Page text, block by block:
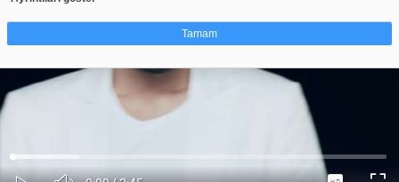
Tamam
Çerez nedir?
Çerezler, web-sitelerinin, kullanıcıların deneyimlerini daha verimli hale getirmek
amacıyla kullandığı küçük metin dosyalarıdır. Yasalara göre, bu sitenin
işletilmesi için kesinlikle gerekli olan çerezleri cihazınıza yerleştirebiliyoruz.
Diğer çerez türleri için sizden izin almamız gerekiyor. Bu site farklı çerez türleri
kullanmaktadır. Bazı çerezler, sayfalarımızda yer alan üçüncü şahıs hizmetleri
tarafından yerleştirilir. İzniniz şu alanlar için geçerlidir: web.tv
Ses
Yüklendi
Yükleniyor